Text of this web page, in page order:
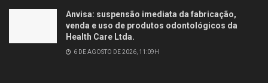
Anvisa: suspensão imediata da fabricação,
venda e uso de produtos odontológicos da
Health Care Ltda.
6 DE AGOSTO DE 2026, 11:09H